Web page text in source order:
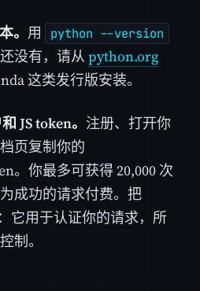
。 用 python --version
没有，请从 python.org
这类发行版安装。
JS token。 注册、打开你
页复制你的
。你最多可获得 20,000 次
成功的请求付费。把
它用于认证你的请求，所
制。